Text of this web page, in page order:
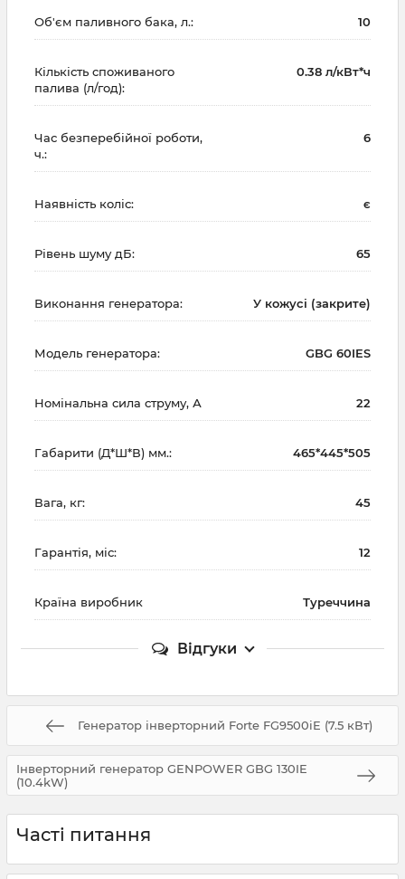
Об'єм паливного бака, л.: 10
Кількість споживаного
палива (л/год):
0.38 л/кВт*ч
Час безперебійної роботи,
ч.:
6
Наявність коліс: є
Рівень шуму дБ: 65
Виконання генератора: У кожусі (закрите)
Модель генератора: GBG 60IES
Номінальна сила струму, А 22
Габарити (Д*Ш*В) мм.: 465*445*505
Вага, кг: 45
Гарантія, міс: 12
Країна виробник Туреччина
Відгуки
Генератор інверторний Forte FG9500iE (7.5 кВт)
Інверторний генератор GENPOWER GBG 130IE
(10.4kW)
Часті питання